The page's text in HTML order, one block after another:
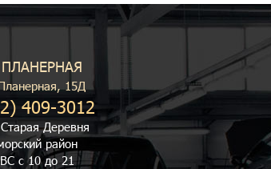
15Д
409-3012
Деревня
район
с 10 до 21